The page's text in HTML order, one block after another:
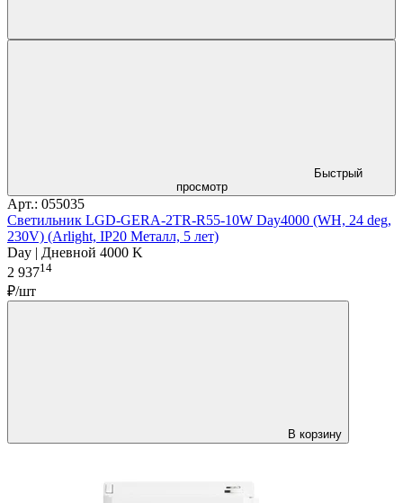
Быстрый
просмотр
Арт.: 055035
Светильник LGD-GERA-2TR-R55-10W Day4000 (WH, 24 deg,
230V) (Arlight, IP20 Металл, 5 лет)
Day | Дневной 4000 K
2 93714
₽/шт
В корзину